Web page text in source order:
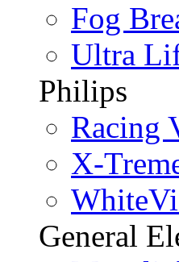
Fog
Ultra
Philips
Racing
X-
General